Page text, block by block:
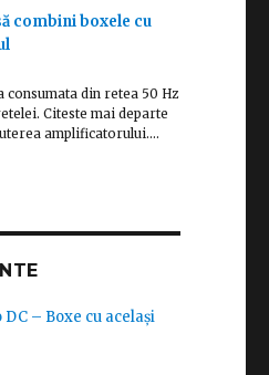
combini boxele cu
consumata din retea 50 Hz
Citeste mai departe
amplificatorului.…
– Boxe cu același